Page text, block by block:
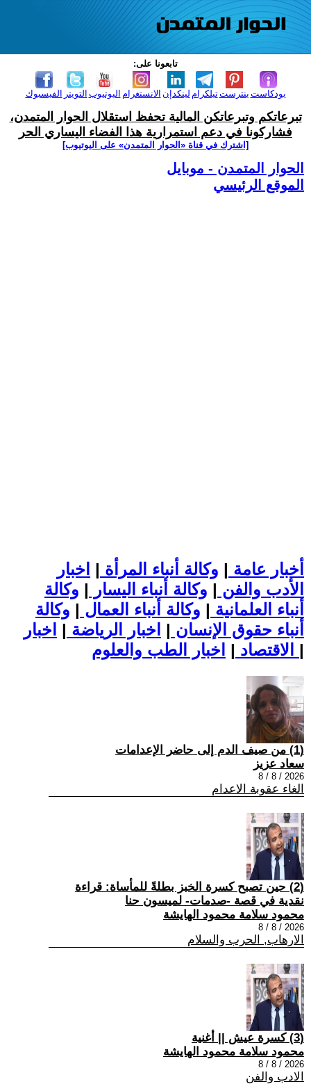
تابعونا على:
الفيسبوك التويتر اليوتيوب الانستغرام لينكدإن تيلكرامبنترست بودكاست
تبرعاتكم وتبرعاتكن المالية تحفظ استقلال الحوار المتمدن،
فشاركونا في دعم استمرارية هذا الفضاء اليساري الحر
[اشترك في قناة ‫«الحوار المتمدن» على اليوتيوب]
الحوار المتمدن - موبايل
الموقع الرئيسي
أخبار عامة | وكالة أنباء المرأة | اخبار
الأدب والفن | وكالة أنباء اليسار | وكالة
أنباء العلمانية | وكالة أنباء العمال | وكالة
أنباء حقوق الإنسان | اخبار الرياضة | اخبار
الاقتصاد | |
(1) من صيف الدم إلى حاضر الإعدامات
سعاد عزيز
2026 / 8 / 8
الغاء عقوبة الاعدام
(2) حين تصبح كسرة الخبز بطلةً للمأساة: قراءة
نقدية في قصة -صدمات- لميسون حنا
محمود سلامة محمود الهايشة
2026 / 8 / 8
الارهاب, الحرب والسلام
(3) كسرة عيش || أغنية
محمود سلامة محمود الهايشة
2026 / 8 / 8
الادب والفن